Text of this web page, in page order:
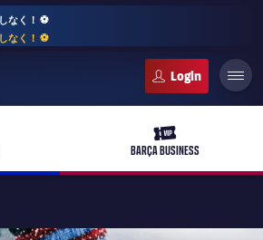
なく！ ⚽️
なく！ ⚽️
ticket-vip
BARÇA BUSINESS